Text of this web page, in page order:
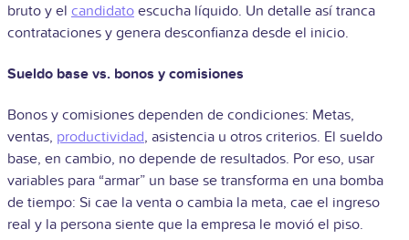
bruto y el candidato escucha líquido. Un detalle así tranca
contrataciones y genera desconfianza desde el inicio.
Sueldo base vs. bonos y comisiones
Bonos y comisiones dependen de condiciones: Metas,
ventas, productividad, asistencia u otros criterios. El sueldo
base, en cambio, no depende de resultados. Por eso, usar
variables para “armar” un base se transforma en una bomba
de tiempo: Si cae la venta o cambia la meta, cae el ingreso
real y la persona siente que la empresa le movió el piso.